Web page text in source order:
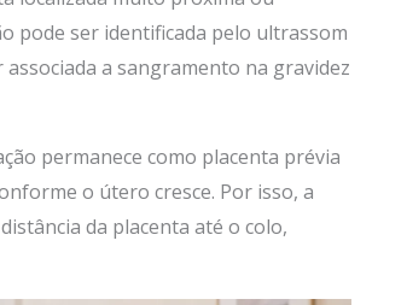
pode ser identificada pelo ultrassom
a sangramento na gravidez
permanece como placenta prévia
o útero cresce. Por isso, a
da placenta até o colo,